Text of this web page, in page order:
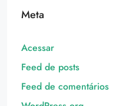
Meta
Acessar
Feed de posts
Feed de comentários